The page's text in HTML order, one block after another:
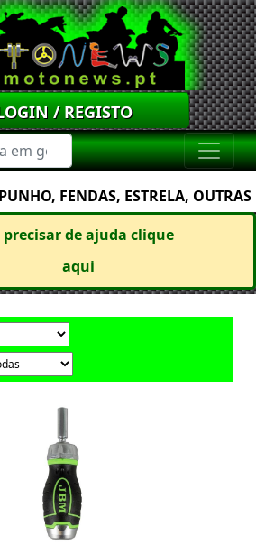
/ REGISTO
FENDAS, ESTRELA, OUTRAS
precisar de ajuda clique
aqui